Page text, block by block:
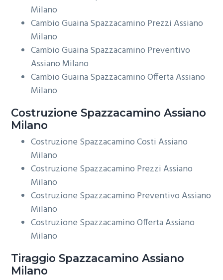
Milano
Cambio Guaina Spazzacamino Prezzi Assiano
Milano
Cambio Guaina Spazzacamino Preventivo
Assiano Milano
Cambio Guaina Spazzacamino Offerta Assiano
Milano
Costruzione Spazzacamino Assiano
Milano
Costruzione Spazzacamino Costi Assiano
Milano
Costruzione Spazzacamino Prezzi Assiano
Milano
Costruzione Spazzacamino Preventivo Assiano
Milano
Costruzione Spazzacamino Offerta Assiano
Milano
Tiraggio Spazzacamino Assiano
Milano